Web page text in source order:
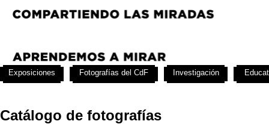
Catálogo de fotografías
Exposiciones Fotografías del CdF Investigación